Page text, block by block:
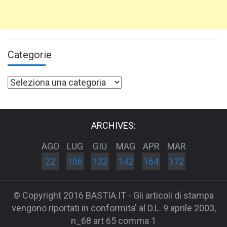
Categorie
Categorie
ARCHIVES:
AGO
22
LUG
106
GIU
132
MAG
142
APR
164
MAR
172
© Copyright 2016 BASTIA.IT - Gli articoli di stampa
vengono riportati in conformita' al D.L. 9 aprile 2003,
n_68 art 65 comma 1